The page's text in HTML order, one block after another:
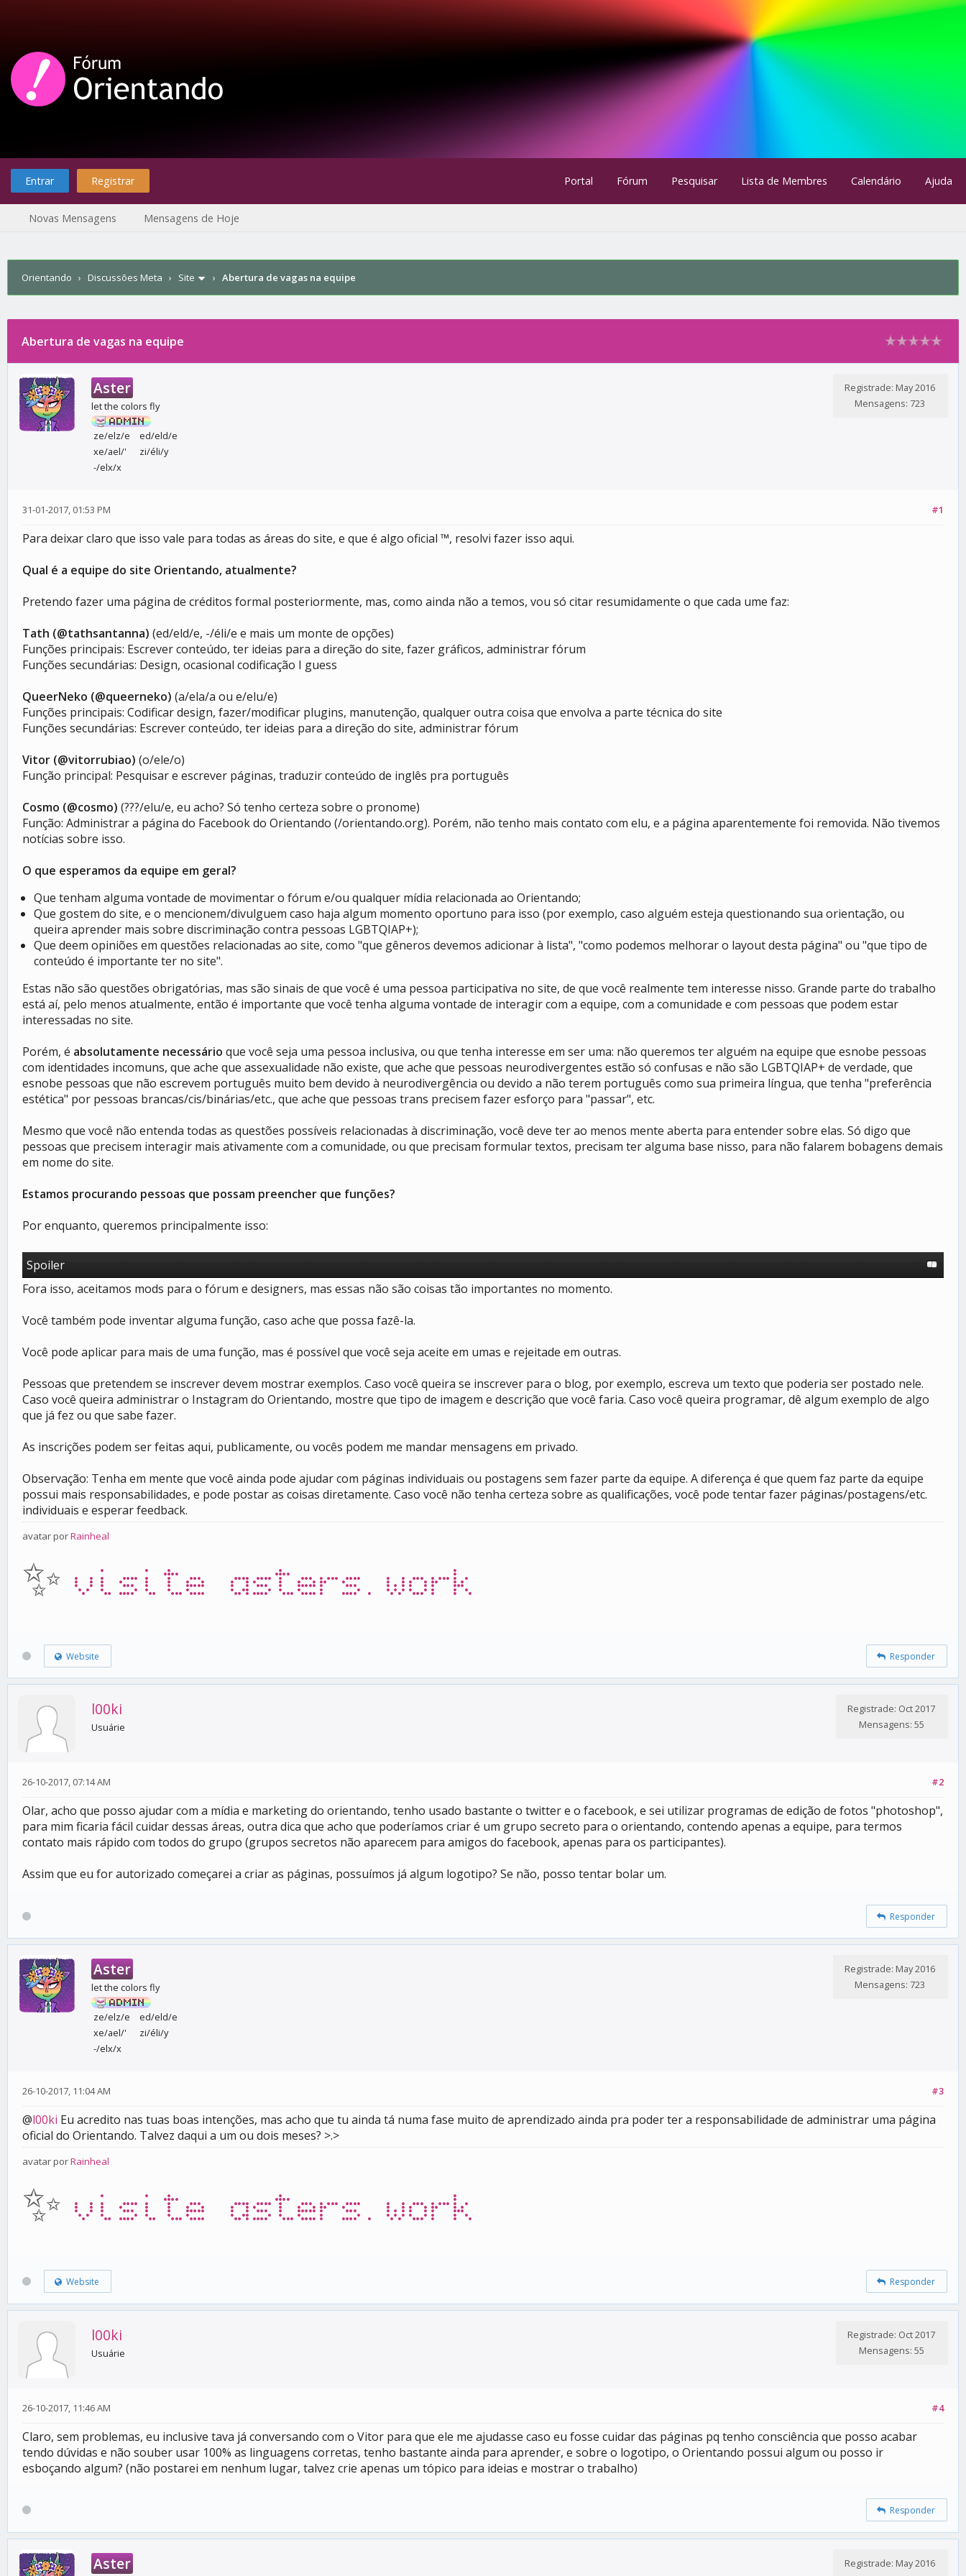
Entrar Registrar Portal Fórum Pesquisar Lista de Membres Calendário Ajuda
Novas Mensagens Mensagens de Hoje
Orientando › Discussões Meta › Site › Abertura de vagas na equipe
0 votos - 0 média
1
2
3
4
5
Abertura de vagas na equipe
Aster
let the colors fly
ze/elz/e
ed/eld/e
xe/ael/'
zi/éli/y
-/elx/x
Registrade: May 2016
Mensagens: 723
#1
31-01-2017, 01:53 PM
Para deixar claro que isso vale para todas as áreas do site, e que é algo oficial ™, resolvi fazer isso aqui.
Qual é a equipe do site Orientando, atualmente?
Pretendo fazer uma página de créditos formal posteriormente, mas, como ainda não a temos, vou só citar resumidamente o que cada ume faz:
Tath (@tathsantanna) (ed/eld/e, -/éli/e e mais um monte de opções)
Funções principais: Escrever conteúdo, ter ideias para a direção do site, fazer gráficos, administrar fórum
Funções secundárias: Design, ocasional codificação I guess
QueerNeko (@queerneko) (a/ela/a ou e/elu/e)
Funções principais: Codificar design, fazer/modificar plugins, manutenção, qualquer outra coisa que envolva a parte técnica do site
Funções secundárias: Escrever conteúdo, ter ideias para a direção do site, administrar fórum
Vitor (@vitorrubiao) (o/ele/o)
Função principal: Pesquisar e escrever páginas, traduzir conteúdo de inglês pra português
Cosmo (@cosmo) (???/elu/e, eu acho? Só tenho certeza sobre o pronome)
Função: Administrar a página do Facebook do Orientando (/orientando.org). Porém, não tenho mais contato com elu, e a página aparentemente foi removida. Não tivemos
notícias sobre isso.
O que esperamos da equipe em geral?
Que tenham alguma vontade de movimentar o fórum e/ou qualquer mídia relacionada ao Orientando;
Que gostem do site, e o mencionem/divulguem caso haja algum momento oportuno para isso (por exemplo, caso alguém esteja questionando sua orientação, ou
queira aprender mais sobre discriminação contra pessoas LGBTQIAP+);
Que deem opiniões em questões relacionadas ao site, como "que gêneros devemos adicionar à lista", "como podemos melhorar o layout desta página" ou "que tipo de
conteúdo é importante ter no site".
Estas não são questões obrigatórias, mas são sinais de que você é uma pessoa participativa no site, de que você realmente tem interesse nisso. Grande parte do trabalho
está aí, pelo menos atualmente, então é importante que você tenha alguma vontade de interagir com a equipe, com a comunidade e com pessoas que podem estar
interessadas no site.
Porém, é absolutamente necessário que você seja uma pessoa inclusiva, ou que tenha interesse em ser uma: não queremos ter alguém na equipe que esnobe pessoas
com identidades incomuns, que ache que assexualidade não existe, que ache que pessoas neurodivergentes estão só confusas e não são LGBTQIAP+ de verdade, que
esnobe pessoas que não escrevem português muito bem devido à neurodivergência ou devido a não terem português como sua primeira língua, que tenha "preferência
estética" por pessoas brancas/cis/binárias/etc., que ache que pessoas trans precisem fazer esforço para "passar", etc.
Mesmo que você não entenda todas as questões possíveis relacionadas à discriminação, você deve ter ao menos mente aberta para entender sobre elas. Só digo que
pessoas que precisem interagir mais ativamente com a comunidade, ou que precisam formular textos, precisam ter alguma base nisso, para não falarem bobagens demais
em nome do site.
Estamos procurando pessoas que possam preencher que funções?
Por enquanto, queremos principalmente isso:
Spoiler
Fora isso, aceitamos mods para o fórum e designers, mas essas não são coisas tão importantes no momento.
Você também pode inventar alguma função, caso ache que possa fazê-la.
Você pode aplicar para mais de uma função, mas é possível que você seja aceite em umas e rejeitade em outras.
Pessoas que pretendem se inscrever devem mostrar exemplos. Caso você queira se inscrever para o blog, por exemplo, escreva um texto que poderia ser postado nele.
Caso você queira administrar o Instagram do Orientando, mostre que tipo de imagem e descrição que você faria. Caso você queira programar, dê algum exemplo de algo
que já fez ou que sabe fazer.
As inscrições podem ser feitas aqui, publicamente, ou vocês podem me mandar mensagens em privado.
Observação: Tenha em mente que você ainda pode ajudar com páginas individuais ou postagens sem fazer parte da equipe. A diferença é que quem faz parte da equipe
possui mais responsabilidades, e pode postar as coisas diretamente. Caso você não tenha certeza sobre as qualificações, você pode tentar fazer páginas/postagens/etc.
individuais e esperar feedback.
avatar porRainheal
✨ visite asters.work
Website Responder
l00ki
Usuárie
Registrade: Oct 2017
Mensagens: 55
#2
26-10-2017, 07:14 AM
Olar, acho que posso ajudar com a mídia e marketing do orientando, tenho usado bastante o twitter e o facebook, e sei utilizar programas de edição de fotos "photoshop",
para mim ficaria fácil cuidar dessas áreas, outra dica que acho que poderíamos criar é um grupo secreto para o orientando, contendo apenas a equipe, para termos
contato mais rápido com todos do grupo (grupos secretos não aparecem para amigos do facebook, apenas para os participantes).
Assim que eu for autorizado começarei a criar as páginas, possuímos já algum logotipo? Se não, posso tentar bolar um.
Responder
Aster
let the colors fly
ze/elz/e
ed/eld/e
xe/ael/'
zi/éli/y
-/elx/x
Registrade: May 2016
Mensagens: 723
#3
26-10-2017, 11:04 AM
@l00ki Eu acredito nas tuas boas intenções, mas acho que tu ainda tá numa fase muito de aprendizado ainda pra poder ter a responsabilidade de administrar uma página
oficial do Orientando. Talvez daqui a um ou dois meses? >.>
avatar porRainheal
✨ visite asters.work
Website Responder
l00ki
Usuárie
Registrade: Oct 2017
Mensagens: 55
#4
26-10-2017, 11:46 AM
Claro, sem problemas, eu inclusive tava já conversando com o Vitor para que ele me ajudasse caso eu fosse cuidar das páginas pq tenho consciência que posso acabar
tendo dúvidas e não souber usar 100% as linguagens corretas, tenho bastante ainda para aprender, e sobre o logotipo, o Orientando possui algum ou posso ir
esboçando algum? (não postarei em nenhum lugar, talvez crie apenas um tópico para ideias e mostrar o trabalho)
Responder
Aster
Registrade: May 2016